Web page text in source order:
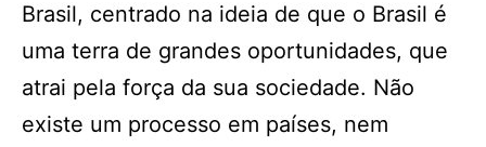
Brasil, centrado na ideia de que o Brasil é
uma terra de grandes oportunidades, que
atrai pela força da sua sociedade. Não
existe um processo em países, nem